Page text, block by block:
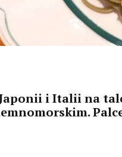
i Italii na